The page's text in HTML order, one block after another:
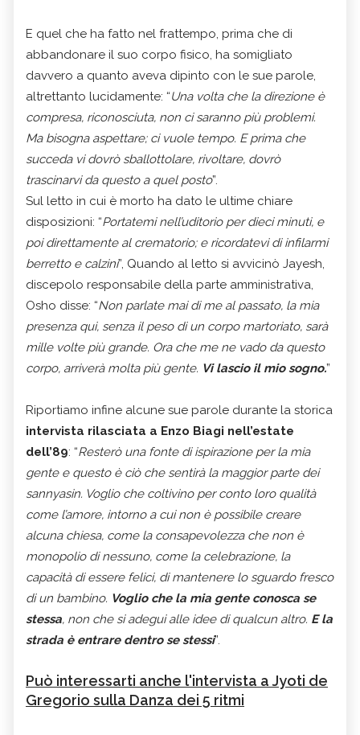
E quel che ha fatto nel frattempo, prima che di
abbandonare il suo corpo fisico, ha somigliato
davvero a quanto aveva dipinto con le sue parole,
altrettanto lucidamente: “Una volta che la direzione è
compresa, riconosciuta, non ci saranno più problemi.
Ma bisogna aspettare; ci vuole tempo. E prima che
succeda vi dovrò sballottolare, rivoltare, dovrò
trascinarvi da questo a quel posto”.
Sul letto in cui è morto ha dato le ultime chiare
disposizioni: “Portatemi nell’uditorio per dieci minuti, e
poi direttamente al crematorio; e ricordatevi di infilarmi
berretto e calzini”, Quando al letto si avvicinò Jayesh,
discepolo responsabile della parte amministrativa,
Osho disse: “Non parlate mai di me al passato, la mia
presenza qui, senza il peso di un corpo martoriato, sarà
mille volte più grande. Ora che me ne vado da questo
corpo, arriverà molta più gente. Vi lascio il mio sogno.”
Riportiamo infine alcune sue parole durante la storica
intervista rilasciata a Enzo Biagi nell’estate
dell’89: “Resterò una fonte di ispirazione per la mia
gente e questo è ciò che sentirà la maggior parte dei
sannyasin. Voglio che coltivino per conto loro qualità
come l’amore, intorno a cui non è possibile creare
alcuna chiesa, come la consapevolezza che non è
monopolio di nessuno, come la celebrazione, la
capacità di essere felici, di mantenere lo sguardo fresco
di un bambino. Voglio che la mia gente conosca se
stessa, non che si adegui alle idee di qualcun altro. E la
strada è entrare dentro se stessi”.
Può interessarti anche l'intervista a Jyoti de
Gregorio sulla Danza dei 5 ritmi